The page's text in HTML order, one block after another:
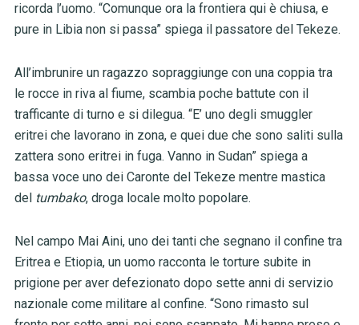
ricorda l’uomo. “Comunque ora la frontiera qui è chiusa, e
pure in Libia non si passa” spiega il passatore del Tekeze.
All’imbrunire un ragazzo sopraggiunge con una coppia tra
le rocce in riva al fiume, scambia poche battute con il
trafficante di turno e si dilegua. “E’ uno degli smuggler
eritrei che lavorano in zona, e quei due che sono saliti sulla
zattera sono eritrei in fuga. Vanno in Sudan” spiega a
bassa voce uno dei Caronte del Tekeze mentre mastica
del tumbako, droga locale molto popolare.
Nel campo Mai Aini, uno dei tanti che segnano il confine tra
Eritrea e Etiopia, un uomo racconta le torture subite in
prigione per aver defezionato dopo sette anni di servizio
nazionale come militare al confine. “Sono rimasto sul